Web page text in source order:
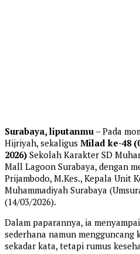
Surabaya, liputanmu – Pada
Hijriyah, sekaligus Milad ke-48
2026) Sekolah Karakter SD
Mall Lagoon Surabaya, dengan
Prijambodo, M.Kes., Kepala Unit
Muhammadiyah Surabaya
(14/03/2026).
Dalam paparannya, ia
sederhana namun mengguncang
sekadar kata, tetapi rumus